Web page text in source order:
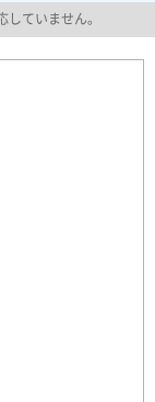
ていません。